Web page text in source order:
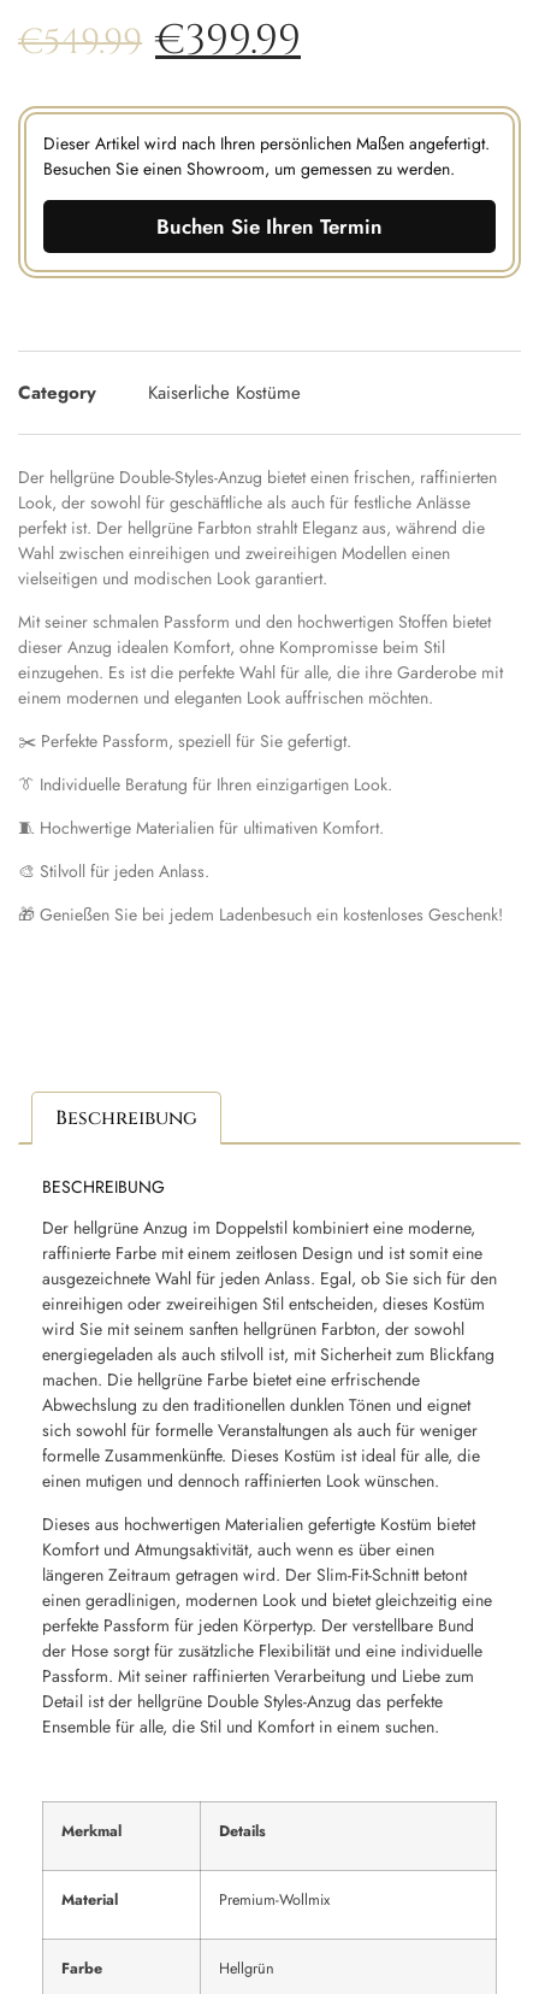
€549.99 €399.99
Dieser Artikel wird nach Ihren persönlichen Maßen angefertigt.
Besuchen Sie einen Showroom, um gemessen zu werden.
Buchen Sie Ihren Termin
Category Kaiserliche Kostüme
Der hellgrüne Double-Styles-Anzug bietet einen frischen, raffinierten
Look, der sowohl für geschäftliche als auch für festliche Anlässe
perfekt ist. Der hellgrüne Farbton strahlt Eleganz aus, während die
Wahl zwischen einreihigen und zweireihigen Modellen einen
vielseitigen und modischen Look garantiert.
Mit seiner schmalen Passform und den hochwertigen Stoffen bietet
dieser Anzug idealen Komfort, ohne Kompromisse beim Stil
einzugehen. Es ist die perfekte Wahl für alle, die ihre Garderobe mit
einem modernen und eleganten Look auffrischen möchten.
✂️ Perfekte Passform, speziell für Sie gefertigt.
👔 Individuelle Beratung für Ihren einzigartigen Look.
🧵 Hochwertige Materialien für ultimativen Komfort.
🎨 Stilvoll für jeden Anlass.
🎁 Genießen Sie bei jedem Ladenbesuch ein kostenloses Geschenk!
Beschreibung
BESCHREIBUNG
Der hellgrüne Anzug im Doppelstil kombiniert eine moderne,
raffinierte Farbe mit einem zeitlosen Design und ist somit eine
ausgezeichnete Wahl für jeden Anlass. Egal, ob Sie sich für den
einreihigen oder zweireihigen Stil entscheiden, dieses Kostüm
wird Sie mit seinem sanften hellgrünen Farbton, der sowohl
energiegeladen als auch stilvoll ist, mit Sicherheit zum Blickfang
machen. Die hellgrüne Farbe bietet eine erfrischende
Abwechslung zu den traditionellen dunklen Tönen und eignet
sich sowohl für formelle Veranstaltungen als auch für weniger
formelle Zusammenkünfte. Dieses Kostüm ist ideal für alle, die
einen mutigen und dennoch raffinierten Look wünschen.
Dieses aus hochwertigen Materialien gefertigte Kostüm bietet
Komfort und Atmungsaktivität, auch wenn es über einen
längeren Zeitraum getragen wird. Der Slim-Fit-Schnitt betont
einen geradlinigen, modernen Look und bietet gleichzeitig eine
perfekte Passform für jeden Körpertyp. Der verstellbare Bund
der Hose sorgt für zusätzliche Flexibilität und eine individuelle
Passform. Mit seiner raffinierten Verarbeitung und Liebe zum
Detail ist der hellgrüne Double Styles-Anzug das perfekte
Ensemble für alle, die Stil und Komfort in einem suchen.
Merkmal Details
Material Premium-Wollmix
Farbe Hellgrün